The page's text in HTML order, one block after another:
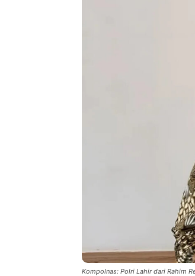
Kompolnas: Polri Lahir dari Rahim